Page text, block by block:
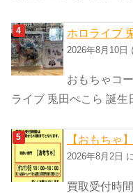
ホロライブ
2026年8月10日
おもちゃコ
ライブ 兎田ぺこら 誕生
【おもちゃ
2026年8月2日
買取受付時